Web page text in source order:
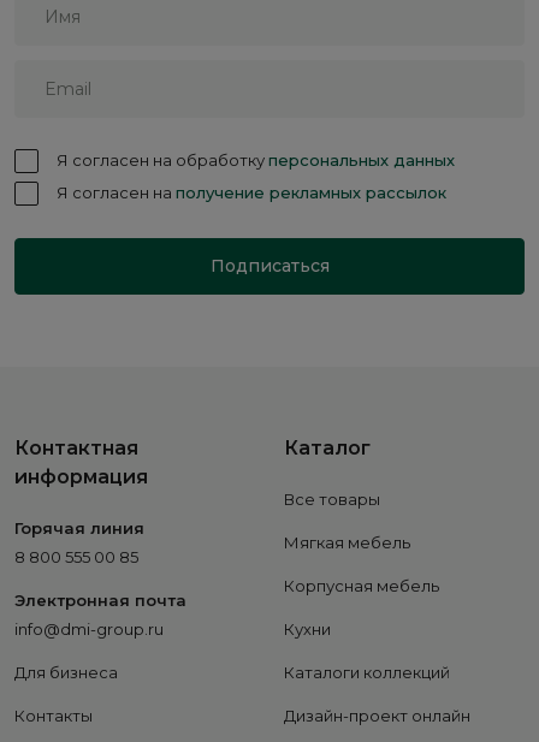
Я согласен на обработкуперсональных данных
Я согласен на получение рекламных рассылок
Подписаться
Контактная
информация
Горячая линия
8 800 555 00 85
Электронная почта
info@dmi-group.ru
Для бизнеса
Контакты
Каталог
Все товары
Мягкая мебель
Корпусная мебель
Кухни
Каталоги коллекций
Дизайн-проект онлайн